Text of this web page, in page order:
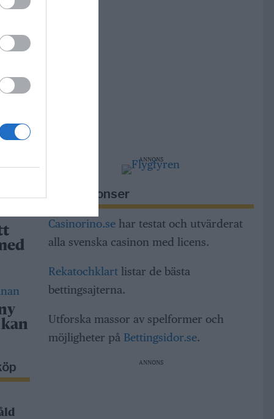
i
och
kan
ANNONS
Riksannonser
Casinorino.sehar testat och utvärderat
alla svenska casinon med licens.
Rekatochklartlistar de bästa
bettingsajterna.
Utforska massor av spelformer och
möjligheter på Bettingsidor.se.
ANNONS